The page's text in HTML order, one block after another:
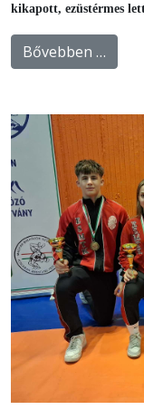
kikapott, ezüstérmes
Bővebben …